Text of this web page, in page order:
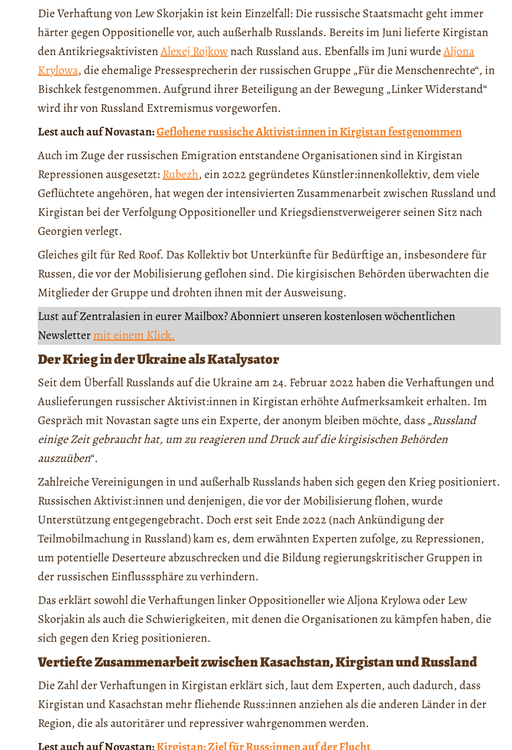
Die Verhaftung von Lew Skorjakin ist kein Einzelfall: Die russische Staatsmacht geht immer
härter gegen Oppositionelle vor, auch außerhalb Russlands. Bereits im Juni lieferte Kirgistan
den AntikriegsaktivistenAlexej Rojkownach Russland aus. Ebenfalls im Juni wurdeAljona
Krylowa, die ehemalige Pressesprecherin der russischen Gruppe „Für die Menschenrechte“, in
Bischkek festgenommen. Aufgrund ihrer Beteiligung an der Bewegung „Linker Widerstand“
wird ihr von Russland Extremismus vorgeworfen.
Lest auch auf Novastan:Geflohene russische Aktivist:innen in Kirgistan festgenommen
Auch im Zuge der russischen Emigration entstandene Organisationen sind in Kirgistan
Repressionen ausgesetzt: Rubezh, ein 2022 gegründetes Künstler:innenkollektiv, dem viele
Geflüchtete angehören, hat wegen der intensivierten Zusammenarbeit zwischen Russland und
Kirgistan bei der Verfolgung Oppositioneller und Kriegsdienstverweigerer seinen Sitz nach
Georgien verlegt.
Gleiches gilt für Red Roof. Das Kollektiv bot Unterkünfte für Bedürftige an, insbesondere für
Russen, die vor der Mobilisierung geflohen sind. Die kirgisischen Behörden überwachten die
Mitglieder der Gruppe und drohten ihnen mit der Ausweisung.
Lust auf Zentralasien in eurer Mailbox? Abonniert unseren kostenlosen wöchentlichen
Newslettermit einem Klick.
Der Krieg in der Ukraine als Katalysator
Seit dem Überfall Russlands auf die Ukraine am 24. Februar 2022 haben die Verhaftungen und
Auslieferungen russischer Aktivist:innen in Kirgistan erhöhte Aufmerksamkeit erhalten. Im
Gespräch mit Novastan sagte uns ein Experte, der anonym bleiben möchte, dass „Russland
einige Zeit gebraucht hat, um zu reagieren und Druck auf die kirgisischen Behörden
auszuüben“.
Zahlreiche Vereinigungen in und außerhalb Russlands haben sich gegen den Krieg positioniert.
Russischen Aktivist:innen und denjenigen, die vor der Mobilisierung flohen, wurde
Unterstützung entgegengebracht. Doch erst seit Ende 2022 (nach Ankündigung der
Teilmobilmachung in Russland) kam es, dem erwähnten Experten zufolge, zu Repressionen,
um potentielle Deserteure abzuschrecken und die Bildung regierungskritischer Gruppen in
der russischen Einflusssphäre zu verhindern.
Das erklärt sowohl die Verhaftungen linker Oppositioneller wie Aljona Krylowa oder Lew
Skorjakin als auch die Schwierigkeiten, mit denen die Organisationen zu kämpfen haben, die
sich gegen den Krieg positionieren.
Vertiefte Zusammenarbeit zwischen Kasachstan, Kirgistan und Russland
Die Zahl der Verhaftungen in Kirgistan erklärt sich, laut dem Experten, auch dadurch, dass
Kirgistan und Kasachstan mehr fliehende Russ:innen anziehen als die anderen Länder in der
Region, die als autoritärer und repressiver wahrgenommen werden.
Lest auch auf Novastan:Kirgistan: Ziel für Russ:innen auf der Flucht